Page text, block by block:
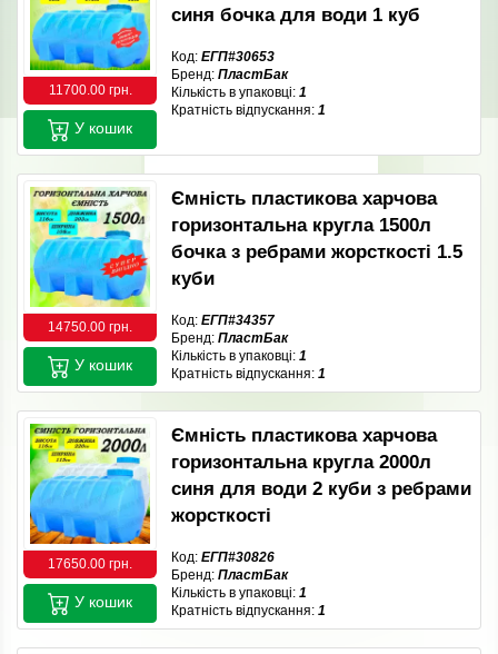
11700.00 грн.
синя бочка для води 1 куб
Код: ЕГП#30653
Бренд: ПластБак
Кількість в упаковці: 1
Кратність відпускання: 1
У кошик
14750.00 грн.
Ємність пластикова харчова
горизонтальна кругла 1500л
бочка з ребрами жорсткості 1.5
куби
Код: ЕГП#34357
Бренд: ПластБак
Кількість в упаковці: 1
Кратність відпускання: 1
У кошик
17650.00 грн.
Ємність пластикова харчова
горизонтальна кругла 2000л
синя для води 2 куби з ребрами
жорсткості
Код: ЕГП#30826
Бренд: ПластБак
Кількість в упаковці: 1
Кратність відпускання: 1
У кошик